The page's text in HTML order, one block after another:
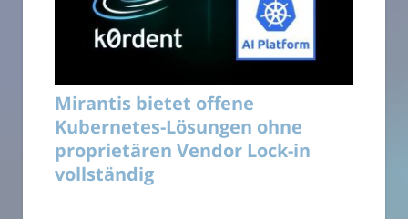
Mirantis bietet offene
Kubernetes-Lösungen ohne
proprietären Vendor Lock-in
vollständig